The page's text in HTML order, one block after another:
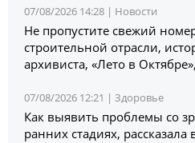
07/08/2026 14:28 | Новости
Не пропустите свежий
строительной отрасли,
архивиста, «Лето в
07/08/2026 12:21 | Здоровье
Как выявить проблемы со
ранних стадиях,